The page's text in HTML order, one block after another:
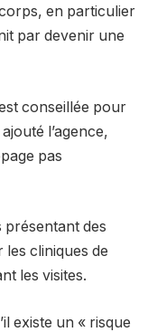
en particulier
par devenir une
conseillée pour
l’agence,
pas
présentant des
cliniques de
les visites.
existe un « risque